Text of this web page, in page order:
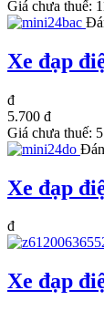
Giá chưa thuế:
Xe đạp
đ
5.700 đ
Giá chưa thuế:
Xe đạp
đ
Xe đạp